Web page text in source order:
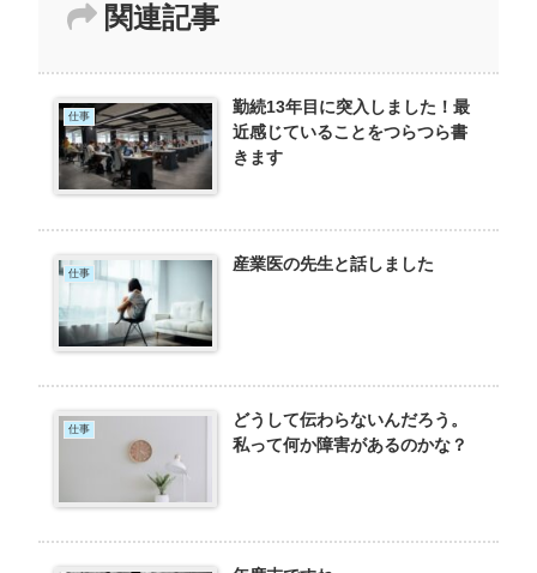
関連記事
仕事
勤続13年目に突入しました！最
近感じていることをつらつら書
きます
仕事 産業医の先生と話しました
仕事
どうして伝わらないんだろう。
私って何か障害があるのかな？